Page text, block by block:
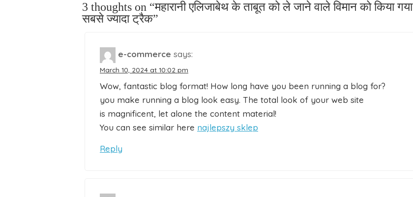
3 thoughts on “महारानी एलिजाबेथ के ताबूत को ले जाने वाले विमान को किया गया
सबसे ज्यादा ट्रैक”
e-commerce says:
March 10, 2024 at 10:02 pm
Wow, fantastic blog format! How long have you been running a blog for?
you make running a blog look easy. The total look of your web site
is magnificent, let alone the content material!
You can see similar here najlepszy sklep
Reply